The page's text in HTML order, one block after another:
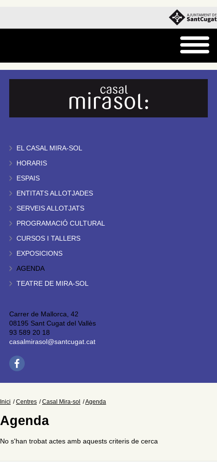
EL CASAL MIRA-SOL
HORARIS
ESPAIS
ENTITATS ALLOTJADES
SERVEIS ALLOTJATS
PROGRAMACIÓ CULTURAL
CURSOS I TALLERS
EXPOSICIONS
AGENDA
TEATRE DE MIRA-SOL
Carrer de Mallorca, 42
08195 Sant Cugat del Vallès
93 589 20 18
casalmirasol@santcugat.cat
Inici Centres Casal Mira-sol Agenda
Agenda
No s'han trobat actes amb aquests criteris de cerca